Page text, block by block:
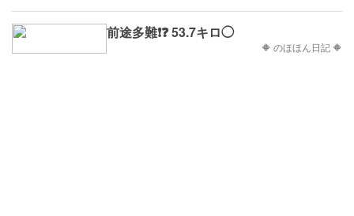
前途多難❗❓ 53.7キロ◯
🔶 のほほん日記 🔶